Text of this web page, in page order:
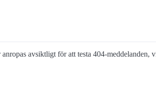
avsiktligt för att testa 404-meddelanden,